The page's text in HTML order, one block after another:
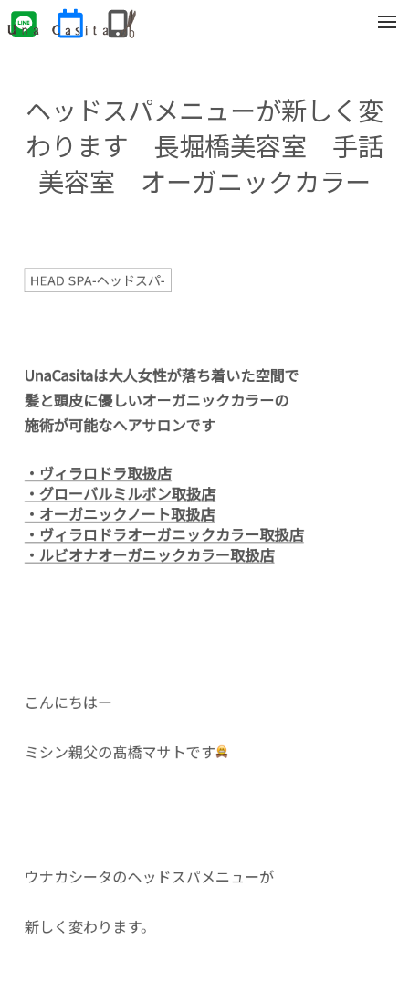
ヘッドスパメニューが新しく変
わります 長堀橋美容室 手話
美容室 オーガニックカラー
HEAD SPA-ヘッドスパ-
UnaCasitaは大人女性が落ち着いた空間で
髪と頭皮に優しいオーガニックカラーの
施術が可能なヘアサロンです
・ヴィラロドラ取扱店
・グローバルミルボン取扱店
・オーガニックノート取扱店
・ヴィラロドラオーガニックカラー取扱店
・ルビオナオーガニックカラー取扱店
こんにちはー
ミシン親父の髙橋マサトです
ウナカシータのヘッドスパメニューが
新しく変わります。
t